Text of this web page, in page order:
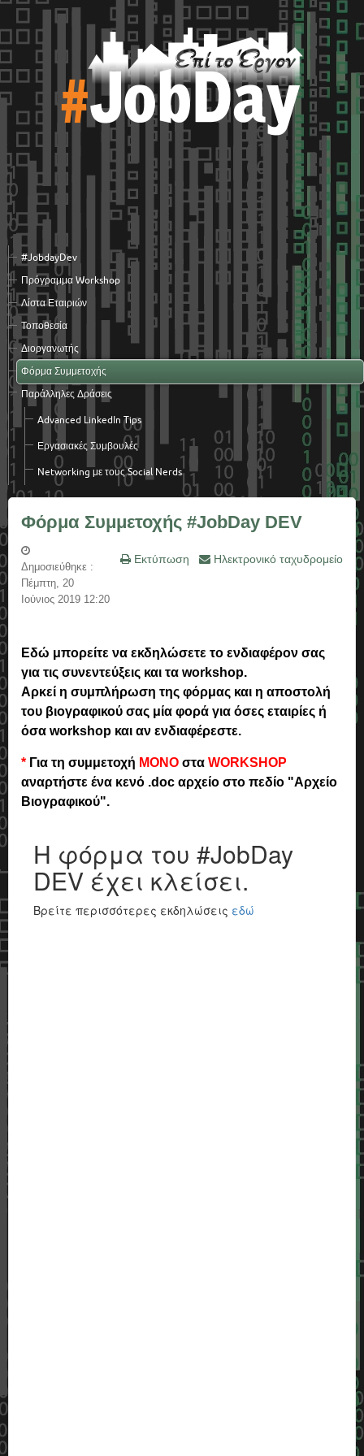
#JobdayDev
Πρόγραμμα Workshop
Λίστα Εταιριών
Τοποθεσία
Διοργανωτής
Φόρμα Συμμετοχής
Παράλληλες Δράσεις
Advanced LinkedΙn Tips
Εργασιακές Συμβουλές
Networking με τους Social Nerds
Φόρμα Συμμετοχής #JobDay DEV
Εκτύπωση Ηλεκτρονικό ταχυδρομείο
Δημοσιεύθηκε :
Πέμπτη, 20
Ιούνιος 2019 12:20
Εδώ μπορείτε να εκδηλώσετε το ενδιαφέρον σας
για τις συνεντεύξεις και τα workshop.
Αρκεί η συμπλήρωση της φόρμας και η αποστολή
του βιογραφικού σας μία φορά για όσες εταιρίες ή
όσα workshop και αν ενδιαφέρεστε.
* Για τη συμμετοχή ΜΟΝΟ στα WORKSHOP
αναρτήστε ένα κενό .doc αρχείο στο πεδίο "Αρχείο
Βιογραφικού".